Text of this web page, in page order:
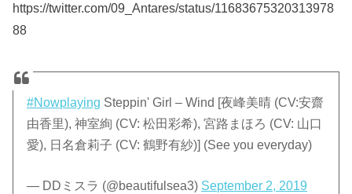
https://twitter.com/09_Antares/status/11683675320313978
88
#Nowplaying Steppin' Girl – Wind [夜峰美晴 (CV:安齋
由香里), 神室絢 (CV: 松田彩希), 宮路まほろ (CV: 山口
愛), 日名倉莉子 (CV: 鶴野有紗)] (See you everyday)
— DDミスラ (@beautifulsea3) September 2, 2019